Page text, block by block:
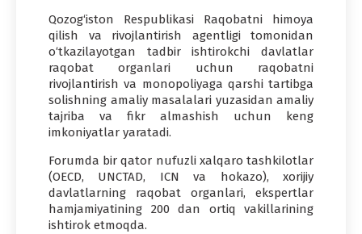
Qozog‘iston Respublikasi Raqobatni himoya
qilish va rivojlantirish agentligi tomonidan
o‘tkazilayotgan tadbir ishtirokchi davlatlar
raqobat organlari uchun raqobatni
rivojlantirish va monopoliyaga qarshi tartibga
solishning amaliy masalalari yuzasidan amaliy
tajriba va fikr almashish uchun keng
imkoniyatlar yaratadi.
Forumda bir qator nufuzli xalqaro tashkilotlar
(OECD, UNCTAD, ICN va hokazo), xorijiy
davlatlarning raqobat organlari, ekspertlar
hamjamiyatining 200 dan ortiq vakillarining
ishtirok etmoqda.